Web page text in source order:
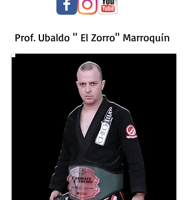
Prof. Ubaldo '' El Zorro'' Marroquín